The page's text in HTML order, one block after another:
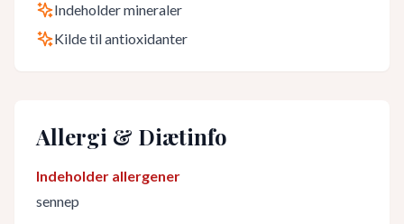
Indeholder mineraler
Kilde til antioxidanter
Allergi & Diætinfo
Indeholder allergener
sennep